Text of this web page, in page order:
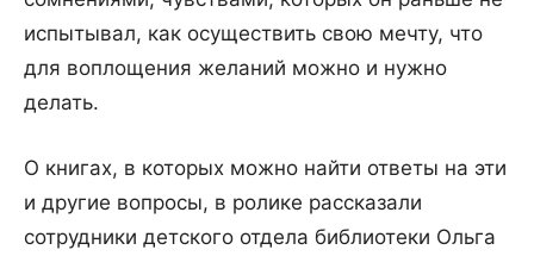
испытывал, как осуществить свою мечту, что
для воплощения желаний можно и нужно
делать.
О книгах, в которых можно найти ответы на эти
и другие вопросы, в ролике рассказали
сотрудники детского отдела библиотеки Ольга